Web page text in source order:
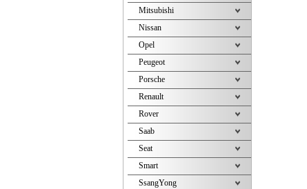
Mitsubishi
Nissan
Opel
Peugeot
Porsche
Renault
Rover
Saab
Seat
Smart
SsangYong